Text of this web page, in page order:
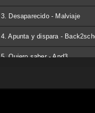
3. Desaparecido - Malviaje
4. Apunta y dispara -
5. Quiero saber - And3